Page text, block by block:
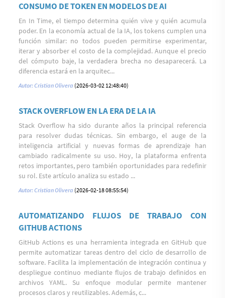
CONSUMO DE TOKEN EN MODELOS DE AI
En In Time, el tiempo determina quién vive y quién acumula
poder. En la economía actual de la IA, los tokens cumplen una
función similar: no todos pueden permitirse experimentar,
iterar y absorber el costo de la complejidad. Aunque el precio
del cómputo baje, la verdadera brecha no desaparecerá. La
diferencia estará en la arquitec...
Autor: Cristian Olivera (2026-03-02 12:48:40)
STACK OVERFLOW EN LA ERA DE LA IA
Stack Overflow ha sido durante años la principal referencia
para resolver dudas técnicas. Sin embargo, el auge de la
inteligencia artificial y nuevas formas de aprendizaje han
cambiado radicalmente su uso. Hoy, la plataforma enfrenta
retos importantes, pero también oportunidades para redefinir
su rol. Este artículo analiza su estado ...
Autor: Cristian Olivera (2026-02-18 08:55:54)
AUTOMATIZANDO FLUJOS DE TRABAJO CON
GITHUB ACTIONS
GitHub Actions es una herramienta integrada en GitHub que
permite automatizar tareas dentro del ciclo de desarrollo de
software. Facilita la implementación de integración continua y
despliegue continuo mediante flujos de trabajo definidos en
archivos YAML. Su enfoque modular permite mantener
procesos claros y reutilizables. Además, c...